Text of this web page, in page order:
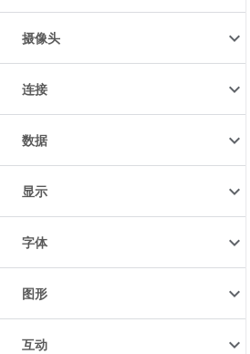
摄像头
连接
数据
显示
字体
图形
互动